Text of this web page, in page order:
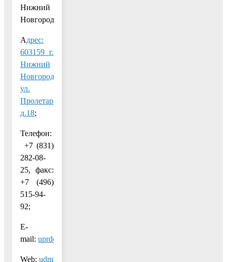
Нижний
Новгород»:
Адрес:
603159 г.
Нижний
Новгород,
ул.
Пролетарская,
д.18;
Телефон:
+7​ (831)
282-08-
25, факс:
+7 (496)
515-94-
92;
E-
mail: uprdor@udmnn.ru
Web: udmnn.ru